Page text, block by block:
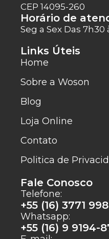
CEP 14095-260
Horário de
Seg a Sex Das 7h30
Links Úteis
Home
Sobre a Woson
Blog
Loja Online
Contato
Politica de
Fale Conosco
Telefone:
+55 (16) 3771
Whatsapp:
+55 (16) 9 9194-